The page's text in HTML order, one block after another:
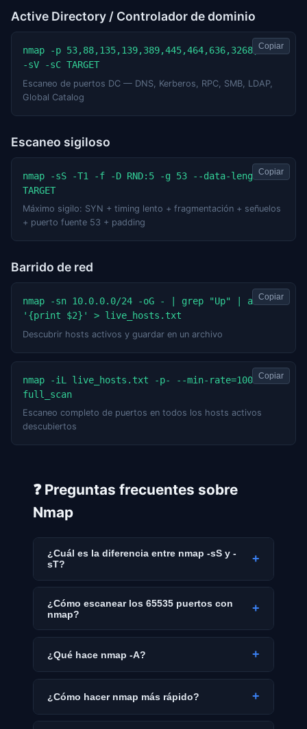
Active Directory / Controlador de dominio
nmap -p 53,88,135,139,389,445,464,636,3268,3269
-sV -sC TARGET
Escaneo de puertos DC — DNS, Kerberos, RPC, SMB, LDAP,
Global Catalog
Copiar
Escaneo sigiloso
nmap -sS -T1 -f -D RND:5 -g 53 --data-length 25
TARGET
Máximo sigilo: SYN + timing lento + fragmentación + señuelos
+ puerto fuente 53 + padding
Copiar
Barrido de red
nmap -sn 10.0.0.0/24 -oG - | grep "Up" | awk
'{print $2}' > live_hosts.txt
Descubrir hosts activos y guardar en un archivo
Copiar
nmap -iL live_hosts.txt -p- --min-rate=1000 -oA
full_scan
Escaneo completo de puertos en todos los hosts activos
descubiertos
Copiar
❓ Preguntas frecuentes sobre
Nmap
¿Cuál es la diferencia entre nmap -sS y -
sT?
+
¿Cómo escanear los 65535 puertos con
nmap?
+
¿Qué hace nmap -A? +
¿Cómo hacer nmap más rápido? +